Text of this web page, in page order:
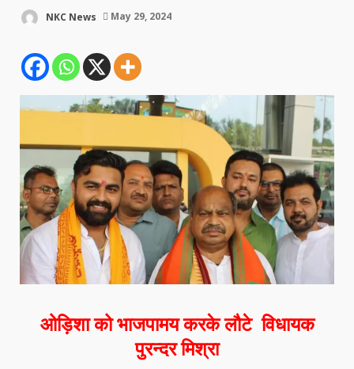
NKC News May 29, 2024
ओड़िशा को भाजपामय करके लौटे विधायक
पुरन्दर मिश्रा